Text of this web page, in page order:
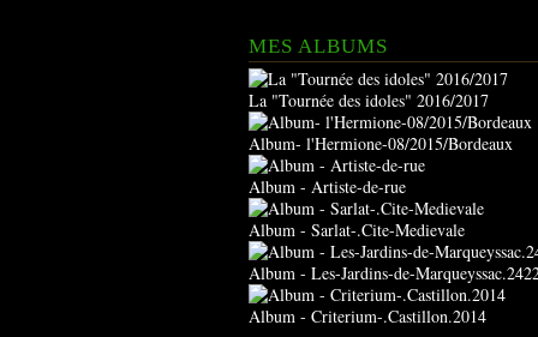
MES ALBUMS
La "Tournée des idoles" 2016/2017
Album- l'Hermione-08/2015/Bordeaux
Album - Artiste-de-rue
Album - Sarlat-.Cite-Medievale
Album - Les-Jardins-de-
Album - Criterium-.Castillon.2014